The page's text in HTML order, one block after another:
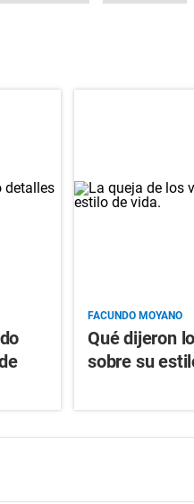
FACUNDO MOYANO
Qué dijeron
sobre su